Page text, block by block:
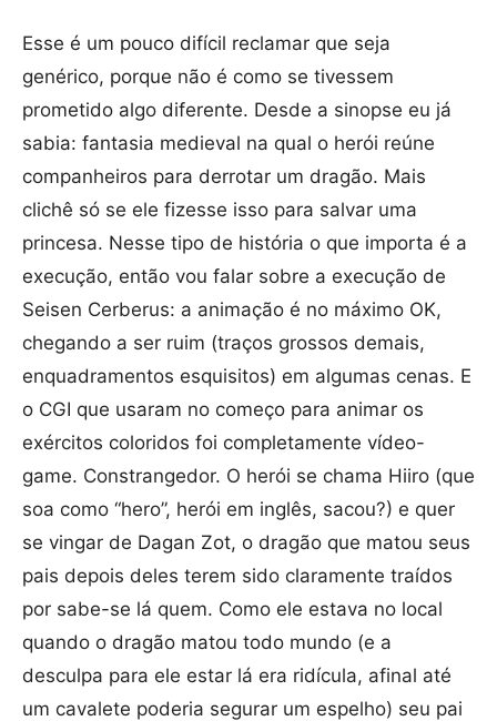
Esse é um pouco difícil reclamar que seja
genérico, porque não é como se tivessem
prometido algo diferente. Desde a sinopse eu já
sabia: fantasia medieval na qual o herói reúne
companheiros para derrotar um dragão. Mais
clichê só se ele fizesse isso para salvar uma
princesa. Nesse tipo de história o que importa é a
execução, então vou falar sobre a execução de
Seisen Cerberus: a animação é no máximo OK,
chegando a ser ruim (traços grossos demais,
enquadramentos esquisitos) em algumas cenas. E
o CGI que usaram no começo para animar os
exércitos coloridos foi completamente vídeo-
game. Constrangedor. O herói se chama Hiiro (que
soa como “hero”, herói em inglês, sacou?) e quer
se vingar de Dagan Zot, o dragão que matou seus
pais depois deles terem sido claramente traídos
por sabe-se lá quem. Como ele estava no local
quando o dragão matou todo mundo (e a
desculpa para ele estar lá era ridícula, afinal até
um cavalete poderia segurar um espelho) seu pai